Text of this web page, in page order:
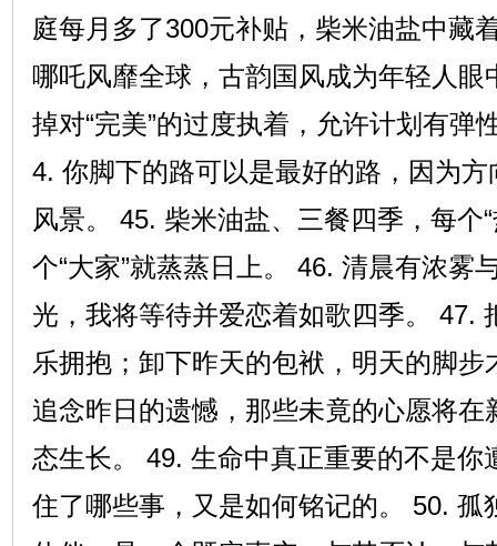
庭每月多了300元补贴，柴米油盐中藏
哪吒风靡全球，古韵国风成为年轻人眼
掉对“完美”的过度执着，允许计划有弹
4. 你脚下的路可以是最好的路，因为
风景。 45. 柴米油盐、三餐四季，每个
个“大家”就蒸蒸日上。 46. 清晨有浓雾
光，我将等待并爱恋着如歌四季。 47.
乐拥抱；卸下昨天的包袱，明天的脚步
追念昨日的遗憾，那些未竟的心愿将在
态生长。 49. 生命中真正重要的不是你
住了哪些事，又是如何铭记的。 50. 孤